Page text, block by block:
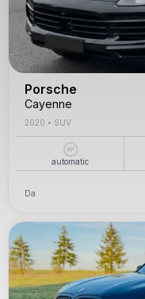
Porsche
Cayenne
2020 • SUV
automatic
Da